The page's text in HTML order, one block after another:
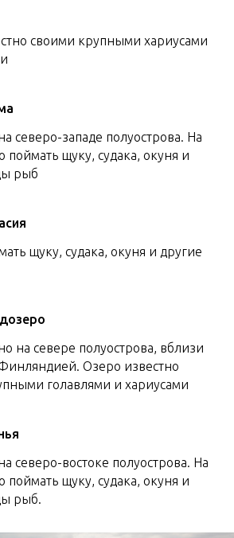
своими крупными хариусами
северо-западе полуострова. На
поймать щуку, судака, окуня и
рыб
щуку, судака, окуня и другие
на севере полуострова, вблизи
Озеро известно
голавлями и хариусами
северо-востоке полуострова. На
поймать щуку, судака, окуня и
рыб.